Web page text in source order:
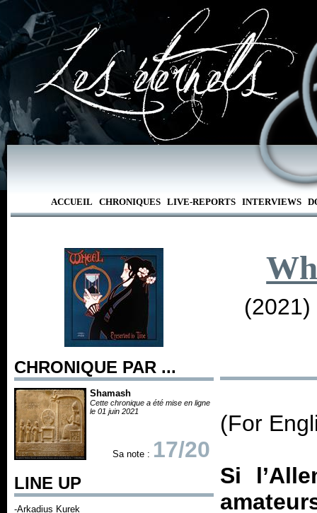
ACCUEIL CHRONIQUES LIVE-REPORTS INTERVIEWS
CHRONIQUE PAR ...
Shamash
Cette chronique a été mise en ligne
le 01 juin 2021
Sa note : 17/20
LINE UP
-Arkadius Kurek
(For
Si